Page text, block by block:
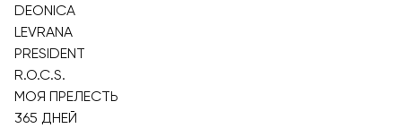
DEONICA
LEVRANA
PRESIDENT
R.O.C.S.
МОЯ ПРЕЛЕСТЬ
365 ДНЕЙ